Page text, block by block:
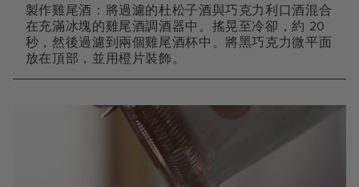
製作雞尾酒：將過濾的杜松子酒與巧克力利口酒混合
在充滿冰塊的雞尾酒調酒器中。搖晃至冷卻，約 20
秒，然後過濾到兩個雞尾酒杯中。將黑巧克力微平面
放在頂部，並用橙片裝飾。